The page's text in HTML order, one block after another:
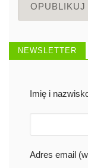
NEWSLETTER
Imię i
Adres email